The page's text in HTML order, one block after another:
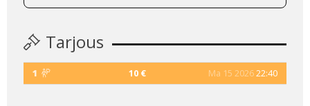
Tarjous
1 10 € Ma 15 202622:40